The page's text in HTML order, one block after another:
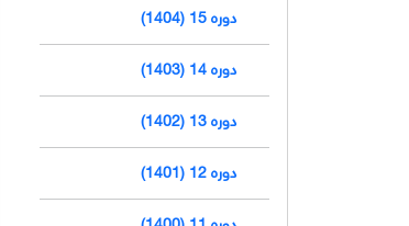
دوره 15 (1404)
دوره 14 (1403)
دوره 13 (1402)
دوره 12 (1401)